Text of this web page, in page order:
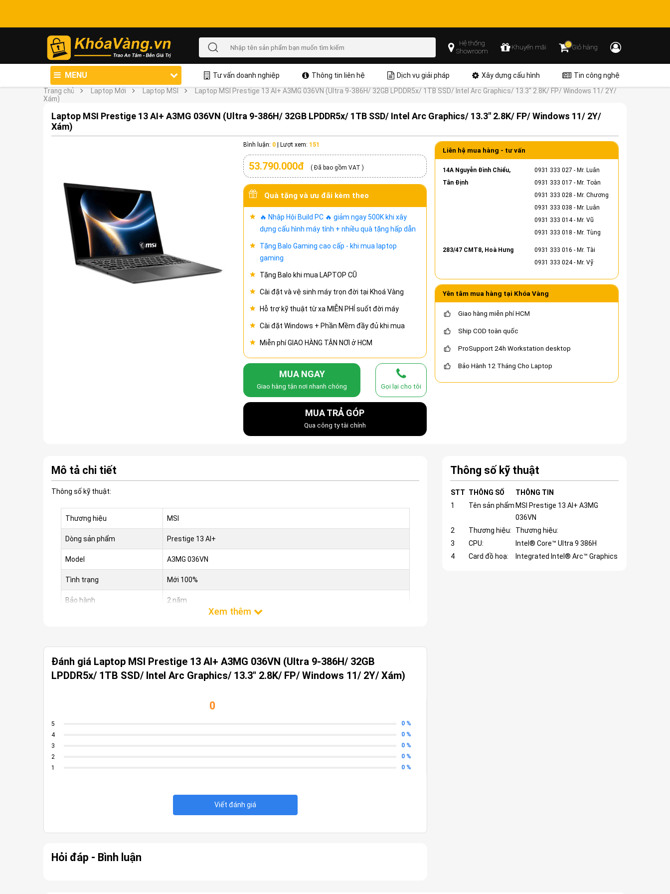
Hệ thống
Showroom
Khuyến mãi 0Giỏ hàng
MENU Tư vấn doanh nghiệp Thông tin liên hệ Dịch vụ giải pháp Xây dựng cấu hình
Tin công nghệ
Trang chủ
Laptop Mới Laptop MSI
Laptop MSI Prestige 13 AI+ A3MG 036VN (Ultra 9-386H/ 32GB LPDDR5x/ 1TB SSD/ Intel Arc Graphics/ 13.3″ 2.8K/ FP/ Windows 11/ 2Y/
Xám)
Laptop MSI Prestige 13 AI+ A3MG 036VN (Ultra 9-386H/ 32GB LPDDR5x/ 1TB SSD/ Intel Arc Graphics/ 13.3″ 2.8K/ FP/ Windows 11/ 2Y/
Xám)
Bình luận: 0| Lượt xem: 151
53.790.000đ ( Đã bao gồm VAT )
Quà tặng và ưu đãi kèm theo
🔥 Nhập Hội Build PC 🔥 giảm ngay 500K khi xây
dựng cấu hình máy tính + nhiều quà tặng hấp dẫn
Tặng Balo Gaming cao cấp - khi mua laptop
gaming
Tặng Balo khi mua LAPTOP CŨ
Cài đặt và vệ sinh máy trọn đời tại Khoá Vàng
Hỗ trợ kỹ thuật từ xa MIỄN PHÍ suốt đời máy
Cài đặt Windows + Phần Mềm đầy đủ khi mua
Miễn phí GIAO HÀNG TẬN NƠI ở HCM
MUA NGAY
Giao hàng tận nơi nhanh chóng Gọi lại cho tôi
MUA TRẢ GÓP
Qua công ty tài chính
Liên hệ mua hàng - tư vấn
14A Nguyễn Đình Chiểu,
Tân Định
0931 333 027 - Mr. Luân
0931 333 017 - Mr. Toàn
0931 333 028 - Mr. Chương
0931 333 038 - Mr. Luân
0931 333 014- Mr. Vũ
0931 333 018 - Mr. Tùng
283/47 CMT8, Hoà Hưng 0931 333 016 - Mr. Tài
0931 333 024- Mr. Vỹ
Yên tâm mua hàng tại Khóa Vàng
Giao hàng miễn phí HCM
Ship COD toàn quốc
ProSupport 24h Workstation desktop
Bảo Hành 12 Tháng Cho Laptop
Thông số kỹ thuật
STT THÔNG SỐ
THÔNG TIN
1
Tên sản phẩm MSI Prestige 13 AI+ A3MG
036VN
2
Thương hiệu:
Thương hiệu:
3
CPU:
Intel® Core™ Ultra 9 386H
4
Card đồ hoạ: Integrated Intel® Arc™ Graphics
Mô tả chi tiết
Thông số kỹ thuật:
Thương hiệu MSI
Dòng sản phẩm Prestige 13 AI+
Model A3MG 036VN
Tình trạng Mới 100%
Bảo hành 2 năm
CPU Intel® Core™ Ultra 9 386H
Card đồ họa Intel® Arc™ Graphics
32GB LPDDR5x Onboard
100% DCI-P3 (Typ.)
Đánh giá Laptop MSI Prestige 13 AI+ A3MG 036VN (Ultra 9-386H/ 32GB
LPDDR5x/ 1TB SSD/ Intel Arc Graphics/ 13.3″ 2.8K/ FP/ Windows 11/ 2Y/ Xám)
0
5
0 %
4
0 %
3
0 %
2
0 %
1
0 %
Viết đánh giá
Hỏi đáp - Bình luận